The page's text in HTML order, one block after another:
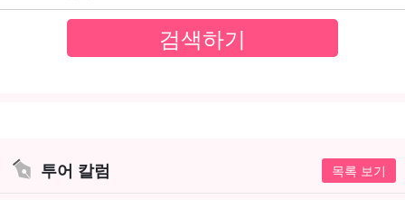
요청에 응해드립니다!
현지인이기에 안내할 수 있는 섬 놀이를
희망사항이나 요청사항이 있으시면 언제든지 문의해 주시기 바랍니
다. (예약 양식 비고란에 기입해 주시면 더욱 편리합니다.)
투어 칼럼 목록 보기